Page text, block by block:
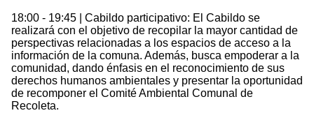
18:00 - 19:45 | Cabildo participativo: El Cabildo se
realizará con el objetivo de recopilar la mayor cantidad de
perspectivas relacionadas a los espacios de acceso a la
información de la comuna. Además, busca empoderar a la
comunidad, dando énfasis en el reconocimiento de sus
derechos humanos ambientales y presentar la oportunidad
de recomponer el Comité Ambiental Comunal de
Recoleta.